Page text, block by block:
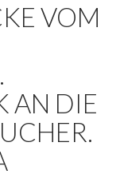
VOM
AN DIE